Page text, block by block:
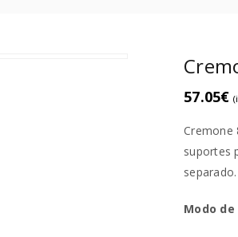
REGISTAR NOVA CONTA
57.05€
Cremone
suportes
separado.
Modo